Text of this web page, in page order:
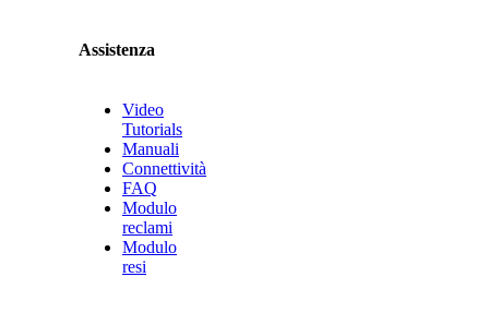
Assistenza
Video
Tutorials
Manuali
Connettività
FAQ
Modulo
reclami
Modulo
resi